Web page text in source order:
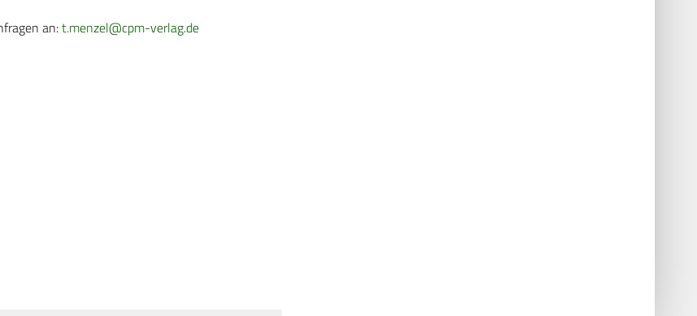
an:t.menzel@cpm-verlag.de